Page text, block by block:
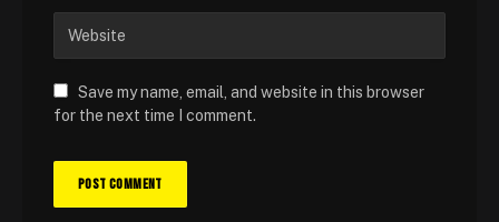
Save my name, email, and website in this browser
for the next time I comment.